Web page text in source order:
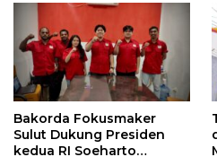
Bakorda Fokusmaker
Sulut Dukung Presiden
kedua RI Soeharto